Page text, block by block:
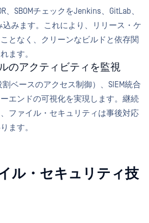
、SBOMチェックをJenkins、GitLab、
込みます。これにより、リリース・ケ
となく、クリーンなビルドと依存関
ます。
のアクティビティを監視
割ベースのアクセス制御）、SIEM統合
エンドの可視化を実現します。継続
ファイル・セキュリティは事後対応
ます。
ル・セキュリティ技